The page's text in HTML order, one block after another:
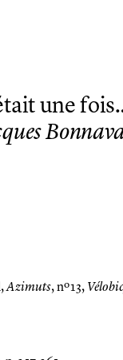
une
Azimuts, nº 13,